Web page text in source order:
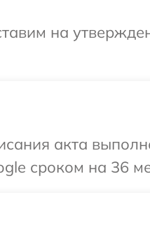
на
акта
сроком на 36